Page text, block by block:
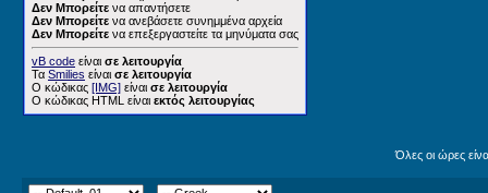
Δεν Μπορείτε να απαντήσετε
Δεν Μπορείτε να ανεβάσετε συνημμένα αρχεία
Δεν Μπορείτε να επεξεργαστείτε τα μηνύματα σας
vB code είναι σε λειτουργία
Τα Smilies είναι σε λειτουργία
Ο κώδικας [IMG] είναι σε λειτουργία
Ο κώδικας HTML είναι εκτός λειτουργίας
Όλες οι ώρες